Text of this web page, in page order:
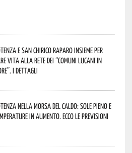
e San Chirico Raparo insieme per
vita alla rete dei “Comuni Lucani in
I dettagli
nella morsa del caldo: sole pieno e
in aumento. Ecco le previsioni